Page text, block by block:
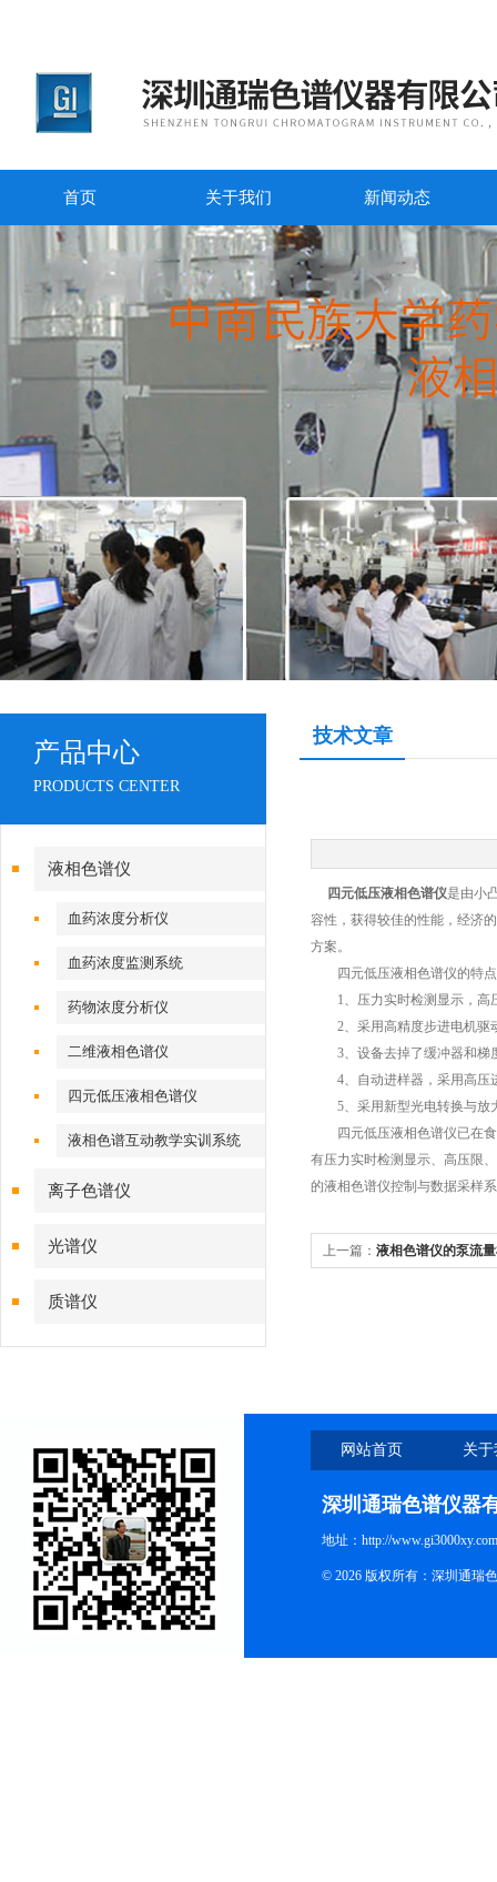
首页 关于我们 新闻动态
技术文章
四元低压液相色谱仪是由小
容性，获得较佳的性能，经济
方案。
四元低压液相色谱仪的特
1、压力实时检测显示，高
2、采用高精度步进电机驱动
3、设备去掉了缓冲器和梯
4、自动进样器，采用高压进
5、采用新型光电转换与放
四元低压液相色谱仪已在食
有压力实时检测显示、高压限
的液相色谱仪控制与数据采
上一篇： 液相色谱仪的泵流
产品中心
PRODUCTS CENTER
液相色谱仪
血药浓度分析仪
血药浓度监测系统
药物浓度分析仪
二维液相色谱仪
四元低压液相色谱仪
液相色谱互动教学实训系统
离子色谱仪
光谱仪
质谱仪
网站首页 关
深圳通瑞色谱仪器
地址：http://
© 2026 版权所有：深圳通瑞